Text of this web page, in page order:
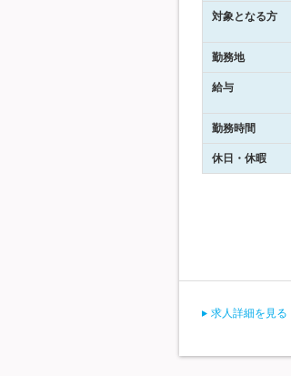
対象となる方
勤務地
給与
勤務時間
休日・休暇
求人詳細を見る